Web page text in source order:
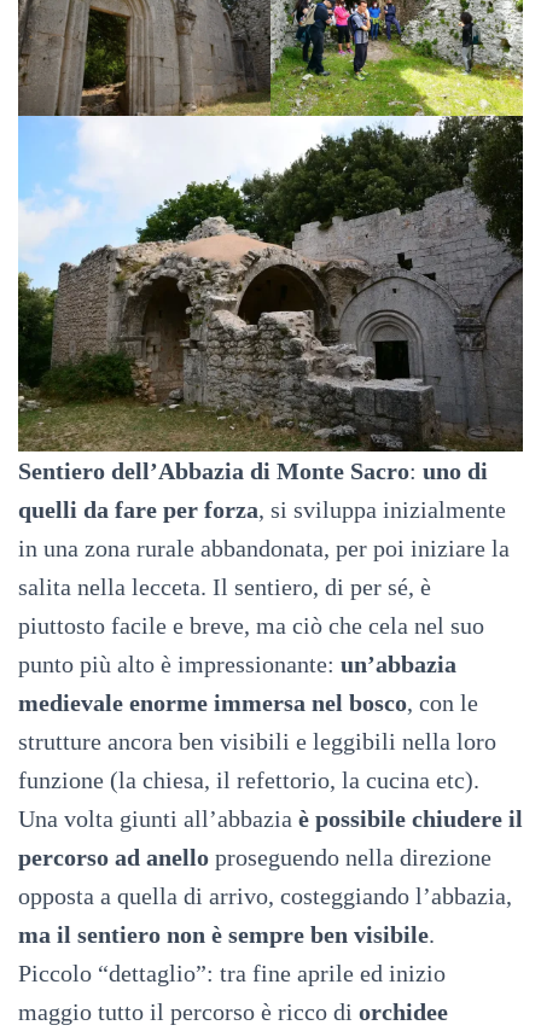
Sentiero dell’Abbazia di Monte Sacro: uno di
quelli da fare per forza, si sviluppa inizialmente
in una zona rurale abbandonata, per poi iniziare la
salita nella lecceta. Il sentiero, di per sé, è
piuttosto facile e breve, ma ciò che cela nel suo
punto più alto è impressionante: un’abbazia
medievale enorme immersa nel bosco, con le
strutture ancora ben visibili e leggibili nella loro
funzione (la chiesa, il refettorio, la cucina etc).
Una volta giunti all’abbazia è possibile chiudere il
percorso ad anello proseguendo nella direzione
opposta a quella di arrivo, costeggiando l’abbazia,
ma il sentiero non è sempre ben visibile.
Piccolo “dettaglio”: tra fine aprile ed inizio
maggio tutto il percorso è ricco di orchidee